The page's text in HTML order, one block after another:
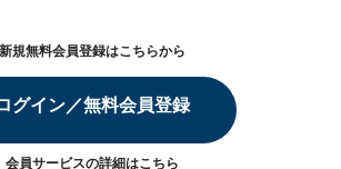
新規無料会員登録はこちらから
グイン／無料会員登録
会員サービスの詳細はこちら